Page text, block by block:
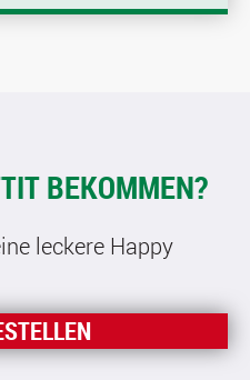
BEKOMMEN?
leckere Happy